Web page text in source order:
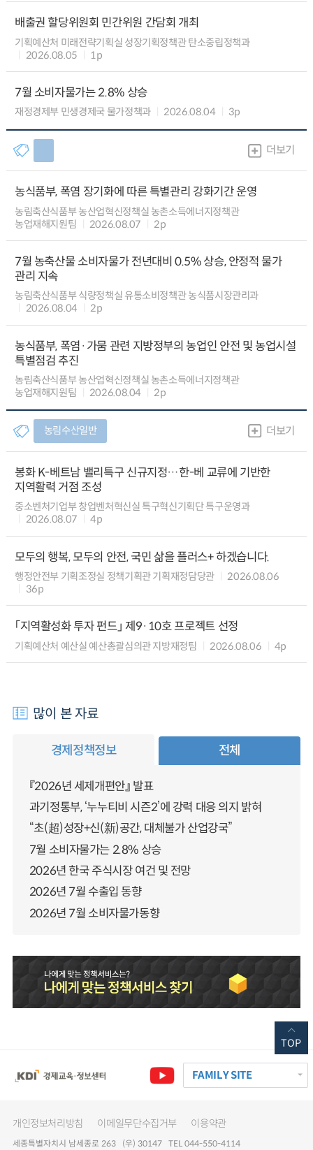
배출권 할당위원회 민간위원 간담회 개최
기획예산처 미래전략기획실 성장기획정책관 탄소중립정책과
2026.08.05
1p
7월 소비자물가는 2.8% 상승
재정경제부 민생경제국 물가정책과 2026.08.04 3p
더보기
농식품부, 폭염 장기화에 따른 특별관리 강화기간 운영
농림축산식품부 농산업혁신정책실 농촌소득에너지정책관
농업재해지원팀
2026.08.07 2p
7월 농축산물 소비자물가 전년대비 0.5% 상승, 안정적 물가
관리 지속
농림축산식품부 식량정책실 유통소비정책관 농식품시장관리과
2026.08.04
2p
농식품부, 폭염·가뭄 관련 지방정부의 농업인 안전 및 농업시설
특별점검 추진
농림축산식품부 농산업혁신정책실 농촌소득에너지정책관
농업재해지원팀
2026.08.04 2p
농림수산일반 더보기
봉화 K-베트남 밸리특구 신규지정…한-베 교류에 기반한
지역활력 거점 조성
중소벤처기업부 창업벤처혁신실 특구혁신기획단 특구운영과
2026.08.07
4p
모두의 행복, 모두의 안전, 국민 삶을 플러스+ 하겠습니다.
행정안전부 기획조정실 정책기획관 기획재정담당관
2026.08.06
36p
「지역활성화 투자 펀드」 제9·10호 프로젝트 선정
기획예산처 예산실 예산총괄심의관 지방재정팀 2026.08.06 4p
많이 본 자료
경제정책정보 전체
『2026년 세제개편안』 발표
과기정통부, ‘누누티비 시즌2’에 강력 대응 의지 밝혀
“초(超)성장+신(新)공간, 대체불가 산업강국”
7월 소비자물가는 2.8% 상승
2026년 한국 주식시장 여건 및 전망
2026년 7월 수출입 동향
2026년 7월 소비자물가동향
FAMILY SITE
개인정보처리방침 이메일무단수집거부 이용약관
세종특별자치시 남세종로 263 (우) 30147 TEL 044-550-4114
TOP